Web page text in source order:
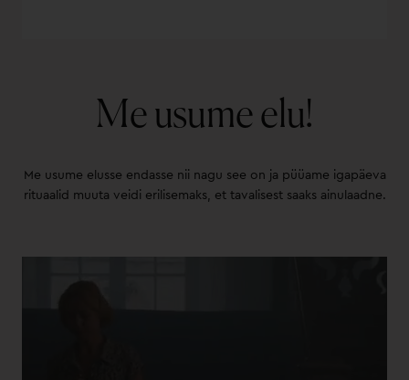
Me usume elu!
Me usume elusse endasse nii nagu see on ja püüame igapäeva
rituaalid muuta veidi erilisemaks, et tavalisest saaks ainulaadne.